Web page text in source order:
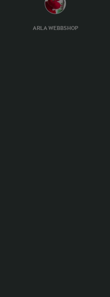
ARLA WEBBSHOP